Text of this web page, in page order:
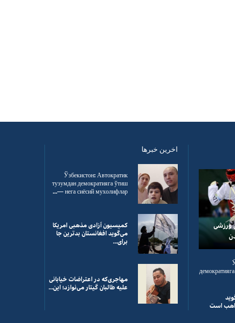
ورزشی
است
اخرین خبرها
Ўзбекистон: Автократик
тузумдан демократияга ўтиш
— нега сиёсий мухолифлар...
کمیسیون آزادی مذهبی امریکا
می‌گوید افغانستان بدترین جا
برای...
مهاجری‌که در اعتراضات خیابانی
علیه طالبان گیتار می‌نوازد؛ این...